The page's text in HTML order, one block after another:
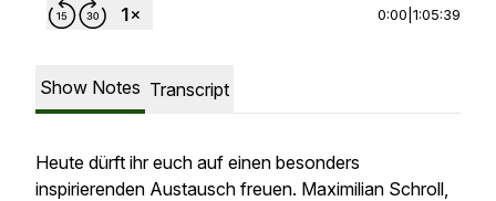
0:00 1:05:39
Show Notes Transcript
Heute dürft ihr euch auf einen besonders
inspirierenden Austausch freuen. Maximilian Schroll,